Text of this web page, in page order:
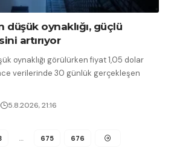
düşük oynaklığı, güçlü
artırıyor
oynaklığı görülürken fiyat 1,05 dolar
verilerinde 30 günlük gerçekleşen
5.8.2026, 21:16
… 675 676